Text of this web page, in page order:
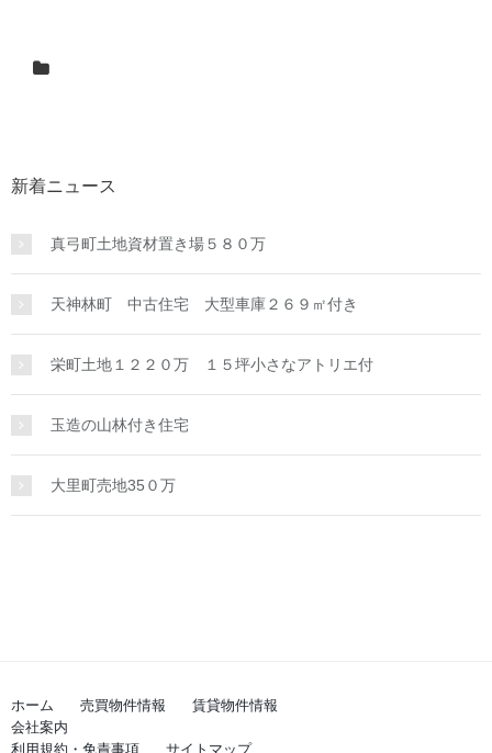
新着ニュース
真弓町土地資材置き場５８０万
天神林町 中古住宅 大型車庫２６９㎡付き
栄町土地１２２０万 １５坪小さなアトリエ付
玉造の山林付き住宅
大里町売地35０万
ホーム 売買物件情報
賃貸物件情報
会社案内
利用規約・免責事項
サイトマップ